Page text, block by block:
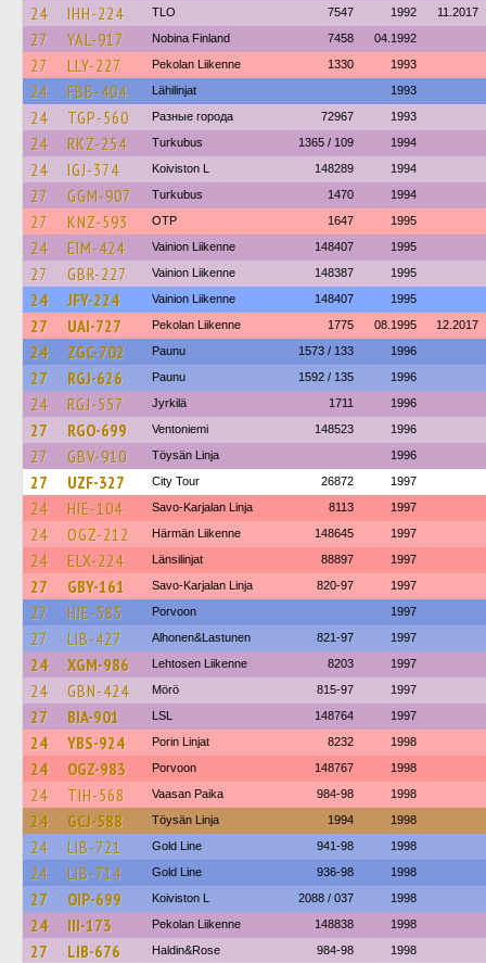
24 IHH-224 TLO 7547 1992 11.2017
27 YAL-917 Nobina Finland 7458 04.1992
27 LLY-227 Pekolan Liikenne 1330 1993
24 FBB-404 Lähilinjat 1993
24 TGP-560 Разные города 72967 1993
24 RKZ-254 Turkubus 1365 / 109 1994
24 IGJ-374 Koiviston L 148289 1994
27 GGM-907 Turkubus 1470 1994
27 KNZ-593 OTP 1647 1995
24 EIM-424 Vainion Liikenne 148407 1995
27 GBR-227 Vainion Liikenne 148387 1995
24 JFY-224 Vainion Liikenne 148407 1995
27 UAI-727 Pekolan Liikenne 1775 08.1995 12.2017
24 ZGC-702 Paunu 1573 / 133 1996
27 RGJ-626 Paunu 1592 / 135 1996
24 RGJ-557 Jyrkilä 1711 1996
27 RGO-699 Ventoniemi 148523 1996
27 GBV-910 Töysän Linja 1996
27 UZF-327 City Tour 26872 1997
24 HIE-104 Savo-Karjalan Linja 8113 1997
24 OGZ-212 Härmän Liikenne 148645 1997
24 ELX-224 Länsilinjat 88897 1997
27 GBY-161 Savo-Karjalan Linja 820-97 1997
27 HIE-585 Porvoon 1997
27 LIB-427 Alhonen&Lastunen 821-97 1997
24 XGM-986 Lehtosen Liikenne 8203 1997
24 GBN-424 Mörö 815-97 1997
27 BIA-901 LSL 148764 1997
24 YBS-924 Porin Linjat 8232 1998
24 OGZ-983 Porvoon 148767 1998
24 TIH-568 Vaasan Paika 984-98 1998
24 GCJ-588 Töysän Linja 1994 1998
24 LIB-721 Gold Line 941-98 1998
24 LIB-714 Gold Line 936-98 1998
27 OIP-699 Koiviston L 2088 / 037 1998
24 III-173 Pekolan Liikenne 148838 1998
27 LIB-676 Haldin&Rose 984-98 1998